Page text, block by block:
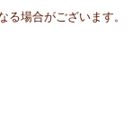
場合がございます。